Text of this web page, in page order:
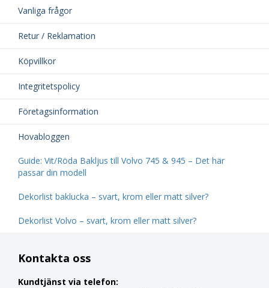
Vanliga frågor
Retur / Reklamation
Köpvillkor
Integritetspolicy
Företagsinformation
Hovabloggen
Guide: Vit/Röda Bakljus till Volvo 745 & 945 – Det här
passar din modell
Dekorlist baklucka – svart, krom eller matt silver?
Dekorlist Volvo – svart, krom eller matt silver?
Kontakta oss
Kundtjänst via telefon: